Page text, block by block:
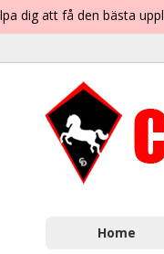
dig att få den bästa
Home